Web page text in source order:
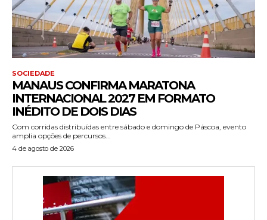
SOCIEDADE
MANAUS CONFIRMA MARATONA
INTERNACIONAL 2027 EM FORMATO
INÉDITO DE DOIS DIAS
Com corridas distribuídas entre sábado e domingo de Páscoa, evento
amplia opções de percursos...
4 de agosto de 2026